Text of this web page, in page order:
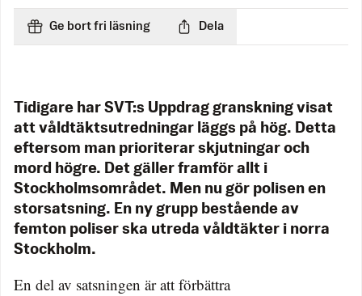
Ge bort fri läsning Dela
Tidigare har SVT:s Uppdrag granskning visat
att våldtäktsutredningar läggs på hög. Detta
eftersom man prioriterar skjutningar och
mord högre. Det gäller framför allt i
Stockholmsområdet. Men nu gör polisen en
storsatsning. En ny grupp bestående av
femton poliser ska utreda våldtäkter i norra
Stockholm.
En del av satsningen är att förbättra